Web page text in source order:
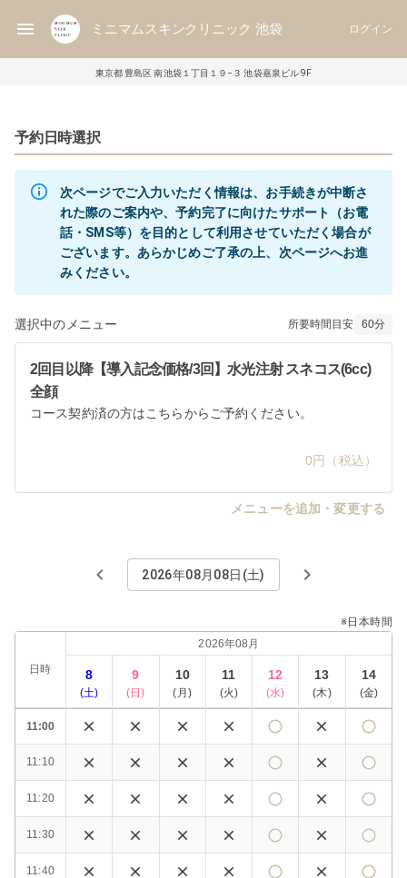
ミニマムスキンクリニック 池袋 ログイン
東京都 豊島区 南池袋１丁目１９−３ 池袋嘉泉ビル 9F
予約日時選択
次ページでご入力いただく情報は、お手続きが中断さ
れた際のご案内や、予約完了に向けたサポート（お電
話・SMS等）を目的として利用させていただく場合が
ございます。あらかじめご了承の上、次ページへお進
選択中のメニュー 所要時間目安 60分
2回目以降【導入記念価格/3回】水光注射 スネコス(6cc)
全顔
コース契約済の方はこちらからご予約ください。
0円（税込）
メニューを追加・変更する
2026年08月08日(土)
※日本時間
日時
2026年08月
8
(土)
9
(日)
10
( 月 )
11
(火)
12
(水)
13
(木)
14
(金)
11:00
11:10
11:20
11:30
11:40